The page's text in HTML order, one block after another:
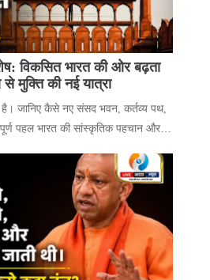
विकसित भारत की ओर बढ़ता
मुक्ति की नई यात्रा
है। जानिए कैसे नए संसद भवन, कर्तव्य पथ,
पहल भारत की सांस्कृतिक पहचान और